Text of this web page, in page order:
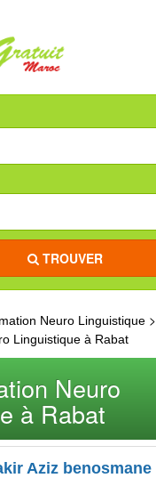
TROUVER
Neuro Linguistique >
Linguistique à Rabat
Neuro
à Rabat
Aziz benosmane